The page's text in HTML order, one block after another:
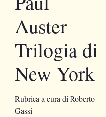
Auster –
Trilogia di
New York
Rubrica a cura di Roberto
Gassi